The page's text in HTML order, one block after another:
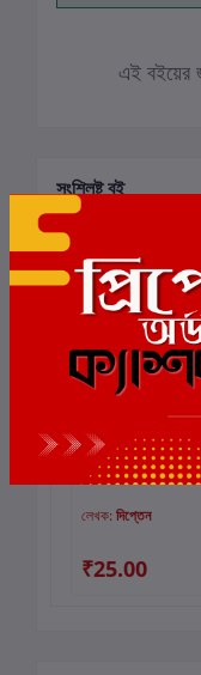
এই বইয়ের
সংশ্লিষ্ট বই
কার্টে যোগ করুন
Amar 70
লেখক: দিপ্তেন
₹25.00